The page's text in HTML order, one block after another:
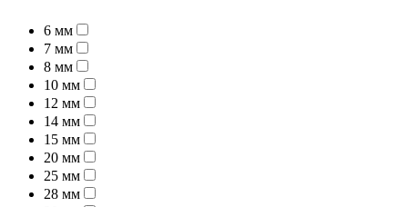
6 мм
7 мм
8 мм
10 мм
12 мм
14 мм
15 мм
20 мм
25 мм
28 мм